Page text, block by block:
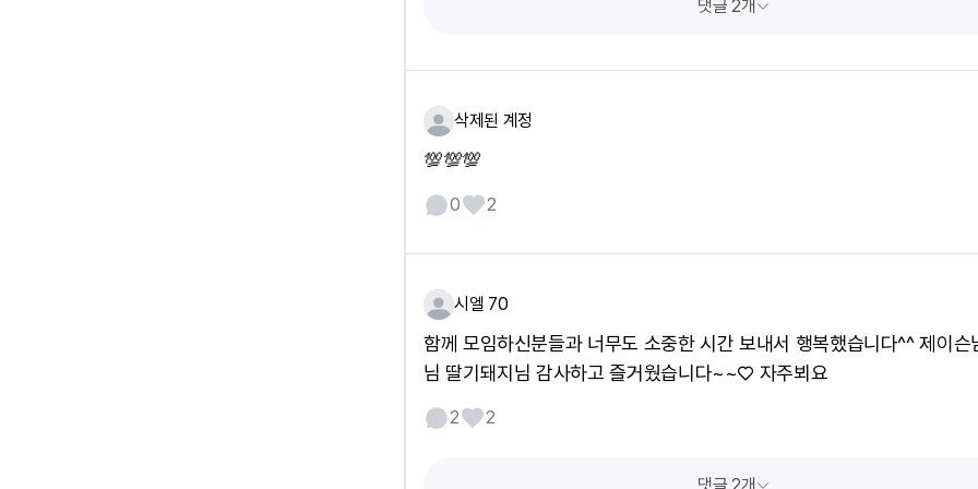
댓글 2개
삭제된 계정
💯💯💯
0 2
시엘 70
함께 모임하신분들과 너무도 소중한 시간 보내서 행복했습니다^^ 제이
님 딸기돼지님 감사하고 즐거웠습니다~~♡ 자주뵈요
2 2